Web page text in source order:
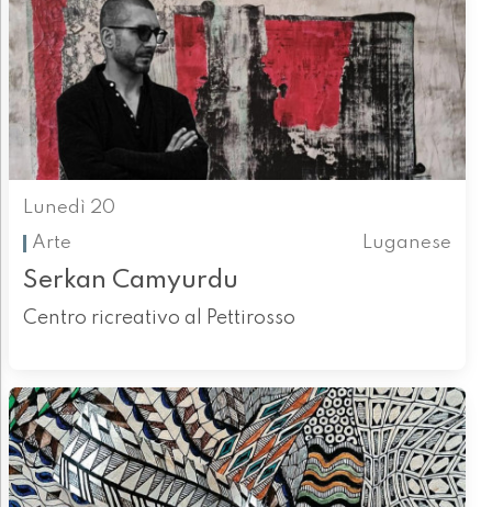
Lunedì 20
Arte
Luganese
Serkan Camyurdu
Centro ricreativo al Pettirosso